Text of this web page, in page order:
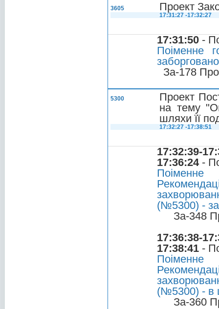
3605 Проект
17:31:27 -17:32:27
17:31:50 -
Поіменне
За-178
5300
Проект
на тему
шляхи її
17:32:27 -17:38:51
17:32:39-
17:36:24-
(№5300) -
За-348
17:36:38-
17:38:41 -
(№5300) - в
За-360